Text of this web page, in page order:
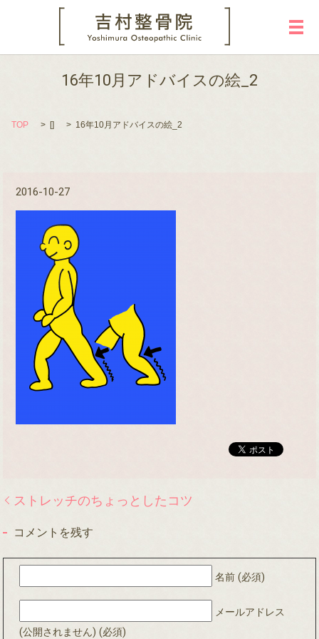
メ
16年10月アドバイスの絵_2
TOP [] 16年10月アドバイスの絵_2
2016-10-27
ストレッチのちょっとしたコツ
コメントを残す
名前 (必須)
メールアドレス
(公開されません) (必須)